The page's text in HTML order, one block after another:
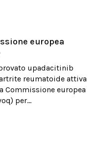
europea
upadacitinib
reumatoide attiva
Commissione europea
per...